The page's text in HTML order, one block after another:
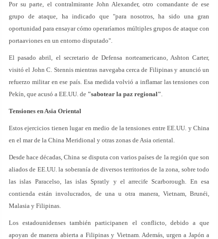
Por su parte, el contralmirante John Alexander, otro comandante de ese
grupo de ataque, ha indicado que "para nosotros, ha sido una gran
oportunidad para ensayar cómo operaríamos múltiples grupos de ataque con
portaaviones en un entorno disputado".
El pasado abril, el secretario de Defensa norteamericano, Ashton Carter,
visitó el John C. Stennis mientras navegaba cerca de Filipinas y anunció un
refuerzo militar en ese país. Esa medida volvió a inflamar las tensiones con
Pekín, que acusó a EE.UU. de "sabotear la paz regional".
Tensiones en Asia Oriental
Estos ejercicios tienen lugar en medio de la tensiones entre EE.UU. y China
en el mar de la China Meridional y otras zonas de Asia oriental.
Desde hace décadas, China se disputa con varios países de la región que son
aliados de EE.UU. la soberanía de diversos territorios de la zona, sobre todo
las islas Paracelso, las islas Spratly y el arrecife Scarborough. En esa
contienda están involucrados, de una u otra manera, Vietnam, Brunéi,
Malasia y Filipinas.
Los estadounidenses también participanen el conflicto, debido a que
apoyan de manera abierta a Filipinas y Vietnam. Además, urgen a Japón a